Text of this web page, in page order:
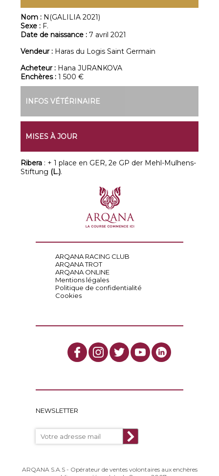
Nom : N(GALILIA 2021)
Sexe : F.
Date de naissance :7 avril 2021
Vendeur : Haras du Logis Saint Germain
Acheteur : Hana JURANKOVA
Enchères :1 500 €
INFOS VÉTÉRINAIRE
MISES À JOUR
Ribera : + 1 place en GER, 2e GP der Mehl-Mulhens-
Stiftung (L.).
ARQANA RACING CLUB
ARQANA TROT
ARQANA ONLINE
Mentions légales
Politique de confidentialité
Cookies
NEWSLETTER
ARQANA S.A.S - Opérateur de ventes volontaires aux enchères